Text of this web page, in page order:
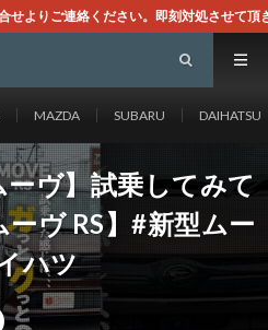
即刻対処させて頂きます。なお、同サ
MAZDA SUBARU DAIHATSU
ーヴ】試乗してみて
ヴ RS】#新型ムー
ハツ